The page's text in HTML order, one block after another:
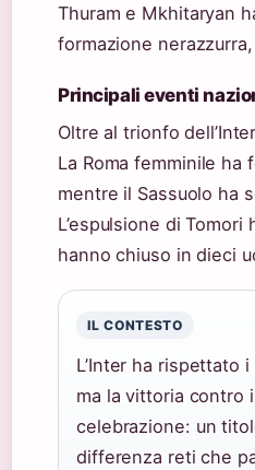
Thuram e Mkhitaryan
formazione
Principali eventi
Oltre al trionfo
La Roma femminile
mentre il Sassuolo ha
L’espulsione di
hanno chiuso in dieci
IL CONTESTO
L’Inter ha rispettato
ma la vittoria contro
celebrazione: un
differenza reti che